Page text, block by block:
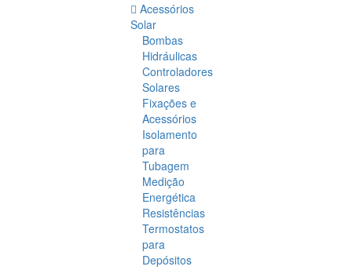
Acessórios
Solar
Bombas
Hidráulicas
Controladores
Solares
Fixações e
Acessórios
Isolamento
para
Tubagem
Medição
Energética
Resistências
Termostatos
para
Depósitos